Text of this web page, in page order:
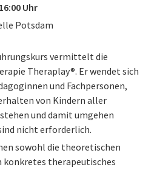
Uhr
Potsdam
vermittelt die
Theraplay®. Er wendet sich
und Fachpersonen,
von Kindern aller
und damit umgehen
nicht erforderlich.
sowohl die theoretischen
konkretes therapeutisches